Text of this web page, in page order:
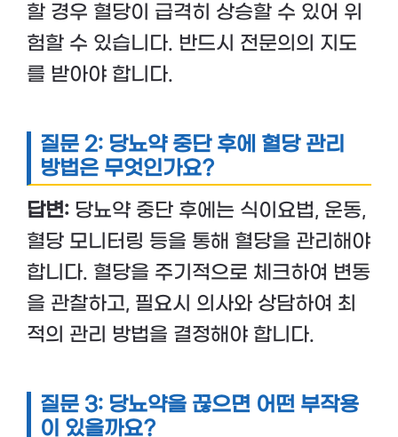
할 경우 혈당이 급격히 상승할 수 있어 위
험할 수 있습니다. 반드시 전문의의 지도
를 받아야 합니다.
질문 2: 당뇨약 중단 후에 혈당 관리
방법은 무엇인가요?
답변: 당뇨약 중단 후에는 식이요법, 운동,
혈당 모니터링 등을 통해 혈당을 관리해야
합니다. 혈당을 주기적으로 체크하여 변동
을 관찰하고, 필요시 의사와 상담하여 최
적의 관리 방법을 결정해야 합니다.
질문 3: 당뇨약을 끊으면 어떤 부작용
이 있을까요?